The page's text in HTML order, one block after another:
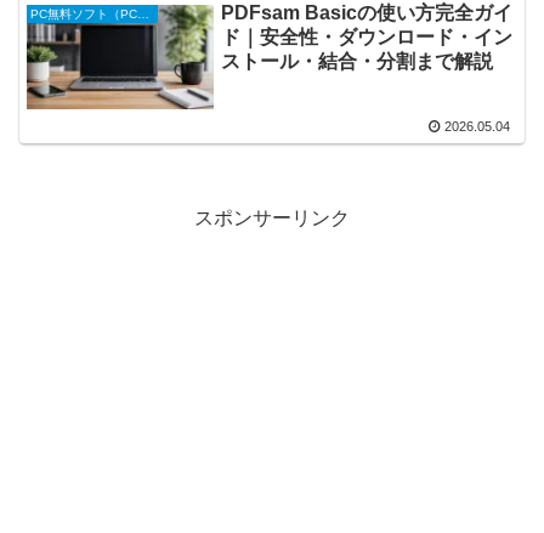
PDFsam Basicの使い方完全ガイ
ド｜安全性・ダウンロード・イン
ストール・結合・分割まで解説
2026.05.04
スポンサーリンク